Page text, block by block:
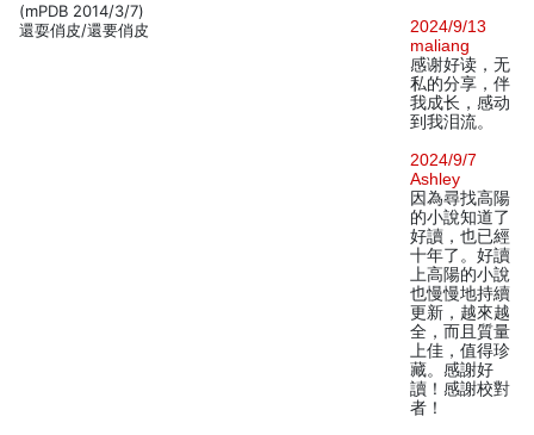
(mPDB 2014/3/7)
還耍俏皮/還要俏皮
2024/9/13
maliang
感谢好读，无
私的分享，伴
我成长，感动
到我泪流。
2024/9/7
Ashley
因為尋找高陽
的小說知道了
好讀，也已經
十年了。好讀
上高陽的小說
也慢慢地持續
更新，越來越
全，而且質量
上佳，值得珍
藏。感謝好
讀！感謝校對
者！